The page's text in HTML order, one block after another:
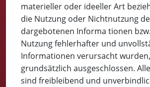
materieller oder ideeller Art
die Nutzung oder Nichtnutzung
dargebotenen Informa tionen
Nutzung fehlerhafter und
Informationen verursacht
grundsätzlich ausgeschlossen.
sind freibleibend und